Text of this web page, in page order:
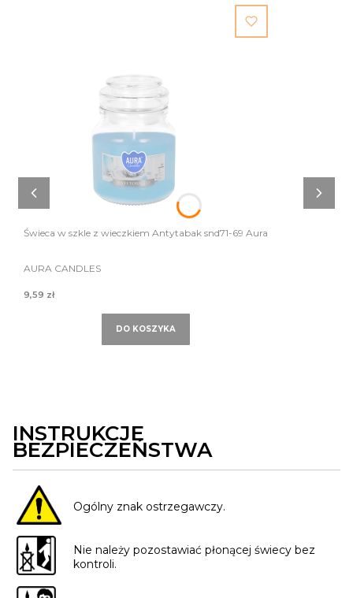
Świeca w szkle z wieczkiem Antytabak snd71-69 Aura
AURA CANDLES
9,59 zł
DO KOSZYKA
INSTRUKCJE
BEZPIECZEŃSTWA
Ogólny znak ostrzegawczy.
Nie należy pozostawiać płonącej świecy bez
kontroli.